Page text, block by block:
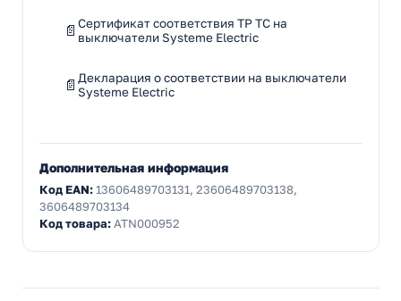
Сертификат соответствия ТР ТС на
выключатели Systeme Electric
Декларация о соответствии на выключатели
Systeme Electric
Дополнительная информация
Код EAN:13606489703131, 23606489703138,
3606489703134
Код товара:ATN000952